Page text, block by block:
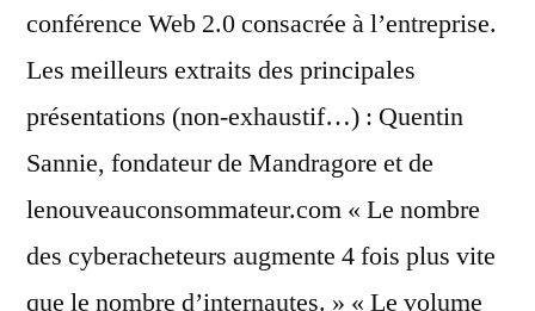
conférence Web 2.0 consacrée à l’entreprise.
Les meilleurs extraits des principales
présentations (non-exhaustif…) : Quentin
Sannie, fondateur de Mandragore et de
lenouveauconsommateur.com « Le nombre
des cyberacheteurs augmente 4 fois plus vite
que le nombre d’internautes. » « Le volume